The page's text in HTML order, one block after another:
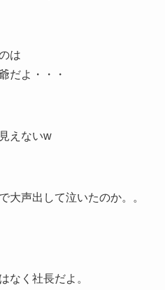
は
だよ・・・
えないw
大声出して泣いたのか。。
なく社長だよ。